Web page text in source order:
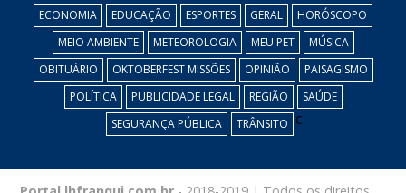
ECONOMIA
EDUCAÇÃO ESPORTES GERAL
HORÓSCOPO
MEIO AMBIENTE
METEOROLOGIA MEU PET
MÚSICA
OBITUÁRIO
OKTOBERFEST MISSÕES OPINIÃO
PAISAGISMO
POLÍTICA
PUBLICIDADE LEGAL REGIÃO
SAÚDE
SEGURANÇA PÚBLICA
TRÂNSITO c